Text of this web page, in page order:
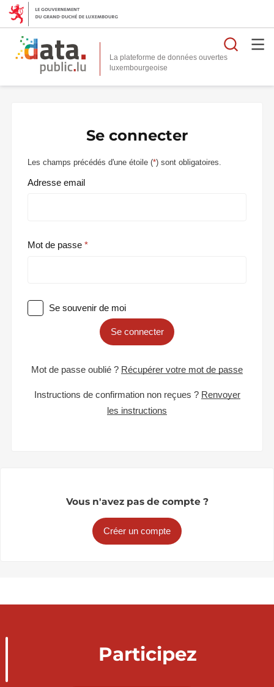
La plateforme de données ouvertes
Se connecter
Les champs précédés d'une étoile (*) sont obligatoires.
Adresse email
Mot de passe
Se souvenir de moi
Se connecter
Mot de passe oublié ? Récupérer votre mot de passe
Instructions de confirmation non reçues ? Renvoyer
les instructions
Vous n'avez pas de compte ?
Créer un compte
Participez